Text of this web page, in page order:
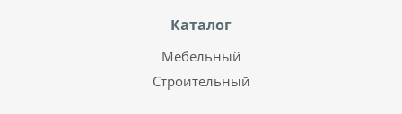
Каталог
Мебельный
Строительный